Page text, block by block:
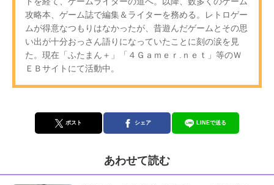
攻略本、ゲーム誌で編集＆ライターを務める。レトロゲー
ムが得意なつもりはなかったが、昔遊んだゲームとその思
い出が十分おっさん語りになっていたことに刻の涙を見
た。現在「ふたまん＋」「４Ｇａｍｅｒ.ｎｅｔ」等のＷ
ＥＢサイトにて活動中。
ポスト シェア LINEで送る
あわせて読む